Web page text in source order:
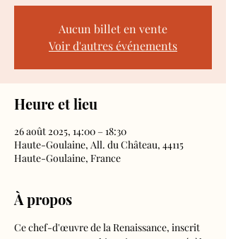
Aucun billet en vente
Voir d'autres événements
Heure et lieu
26 août 2025, 14:00 – 18:30
Haute-Goulaine, All. du Château, 44115
Haute-Goulaine, France
À propos
Ce chef-d'œuvre de la Renaissance, inscrit